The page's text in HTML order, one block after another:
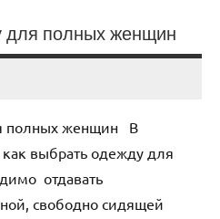
для полных женщин
полных женщин В
выбрать одежду для
отдавать
свободно сидящей